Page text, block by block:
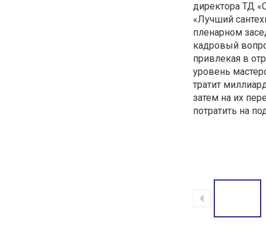
директора ТД
«Лучший
пленарном
кадровый
привлекая в
уровень
тратит
затем на их
потратить на